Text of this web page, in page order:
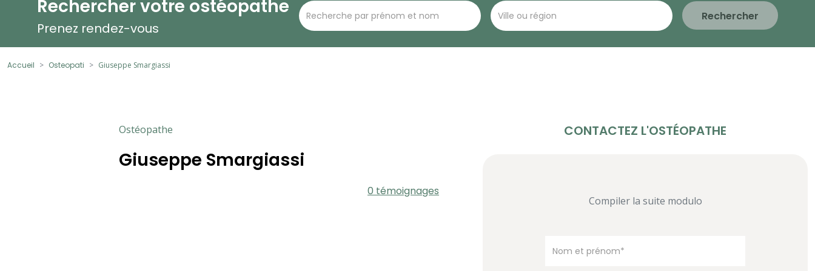
Rechercher votre ostéopathe
Prenez rendez-vous
Rechercher
Accueil Osteopati Giuseppe Smargiassi
Ostéopathe
Giuseppe Smargiassi
0 témoignages
CONTACTEZ L'OSTÉOPATHE
Compiler la suite modulo